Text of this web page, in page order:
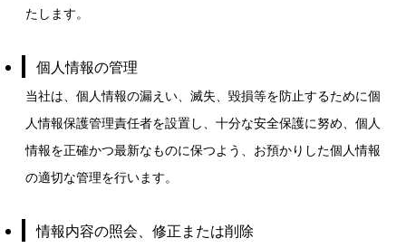
たします。
個人情報の管理
当社は、個人情報の漏えい、滅失、毀損等を防止するために個
人情報保護管理責任者を設置し、十分な安全保護に努め、個人
情報を正確かつ最新なものに保つよう、お預かりした個人情報
の適切な管理を行います。
情報内容の照会、修正または削除